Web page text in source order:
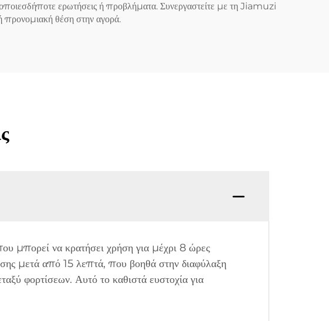
ερωτήσεις ή προβλήματα. Συνεργαστείτε με τη Jiamuzi
θέση στην αγορά.
μπορεί να κρατήσει χρήση για μέχρι 8 ώρες
μετά από 15 λεπτά, που βοηθά στην διαφύλαξη
φορτίσεων. Αυτό το καθιστά ευστοχία για